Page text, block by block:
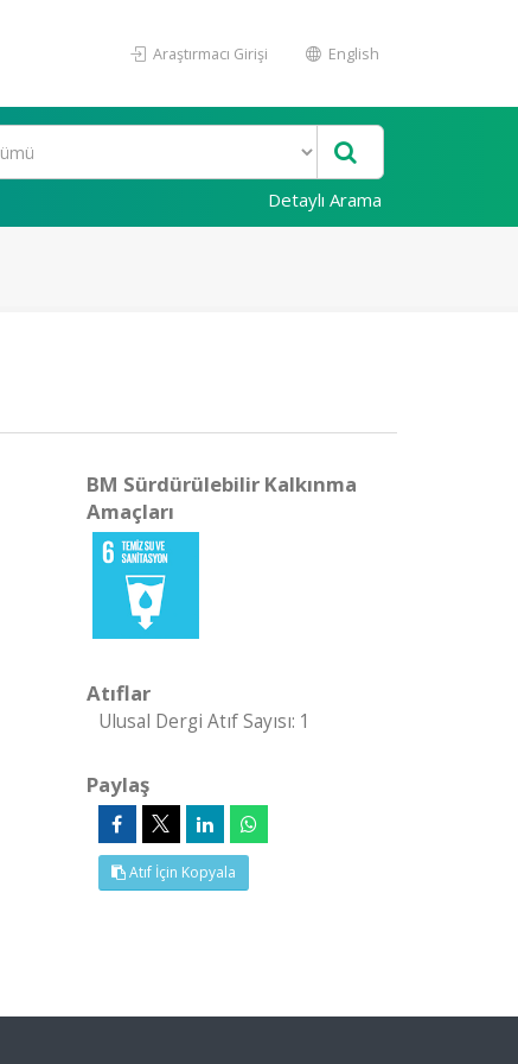
Araştırmacı Girişi English
Detaylı Arama
BM Sürdürülebilir Kalkınma
Amaçları
Atıflar
Ulusal Dergi Atıf Sayısı: 1
Paylaş
Atıf İçin Kopyala